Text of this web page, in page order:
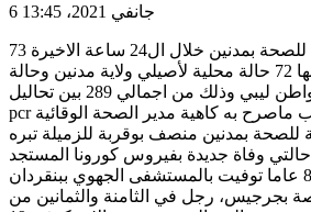
6 جانفي 2021، 13:45
سجلت الادارة الجهوية للصحة بمدنين خلال ال24 ساعة الاخيرة 73
حالة كوفيد جديدة بينها 72 حالة محلية لأصيلي ولاية مدنين وحالة
وافدة من ليبيا لدى مواطن ليبي وذلك من اجمالي 289 بين تحاليل
pcr وتحاليل سريعة بحسب ماصرح به كاهية مدير الصحة الوقائية
للصحة بمدنين منصف بوقربة للزميلة تبره
وفاة جديدة بفيروس كورونا المستجد
لامرأة تبلغ من العمر 88 عاما توفيت بالمستشفى الجهوي ببنقردان
بجرجيس، رجل في الثامنة والثمانين من